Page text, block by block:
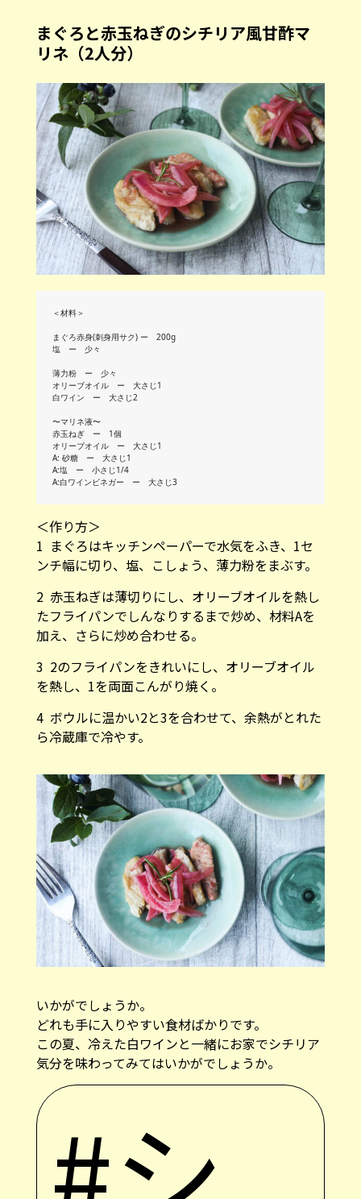
まぐろと赤玉ねぎのシチリア風甘酢マ
リネ（2人分）
＜材料＞
まぐろ赤身(刺身用サク) ー 200g
塩 ー 少々
薄力粉 ー 少々
オリーブオイル ー 大さじ1
白ワイン ー 大さじ2
〜マリネ液〜
赤玉ねぎ ー 1個
オリーブオイル ー 大さじ1
A: 砂糖 ー 大さじ1
A:塩 ー 小さじ1/4
A:白ワインビネガー ー 大さじ3
＜作り方＞
1 まぐろはキッチンペーパーで水気をふき、1セ
ンチ幅に切り、塩、こしょう、薄力粉をまぶす。
2 赤玉ねぎは薄切りにし、オリーブオイルを熱し
たフライパンでしんなりするまで炒め、材料Aを
加え、さらに炒め合わせる。
3 2のフライパンをきれいにし、オリーブオイル
を熱し、1を両面こんがり焼く。
4 ボウルに温かい2と3を合わせて、余熱がとれた
ら冷蔵庫で冷やす。
いかがでしょうか。
どれも手に入りやすい食材ばかりです。
この夏、冷えた白ワインと一緒にお家でシチリア
気分を味わってみてはいかがでしょうか。